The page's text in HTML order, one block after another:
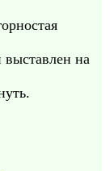
выставлен на